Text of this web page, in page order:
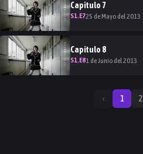
Capitulo 7
S1.E725 de Mayo del 2013
Capitulo 8
S1.E81 de Junio del 2013
‹ 1 2